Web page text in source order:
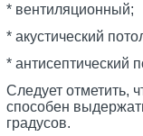
* вентиляционный;
* акустический
* антисептический
Следует отметить,
способен
градусов.